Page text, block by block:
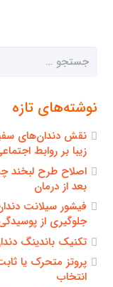
جستجو
نوشته‌های تازه
نقش دندان‌های
زیبا بر روابط
اصلاح طرح لبخند
بعد از درمان
فیشور سیلانت
جلوگیری از
تکنیک باندینگ
پروتز متحرک یا
انتخاب